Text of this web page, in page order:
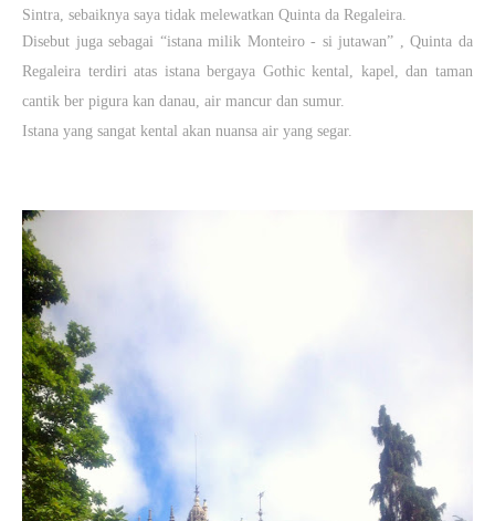
Sintra, sebaiknya saya tidak melewatkan Quinta da Regaleira.
Disebut juga sebagai “istana milik Monteiro - si jutawan” , Quinta da
Regaleira terdiri atas istana bergaya Gothic kental, kapel, dan taman
cantik ber pigura kan danau, air mancur dan sumur.
Istana yang sangat kental akan nuansa air yang segar.